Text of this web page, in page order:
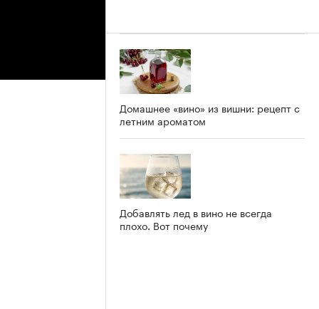
Домашнее «вино» из вишни: рецепт с
летним ароматом
Добавлять лед в вино не всегда
плохо. Вот почему